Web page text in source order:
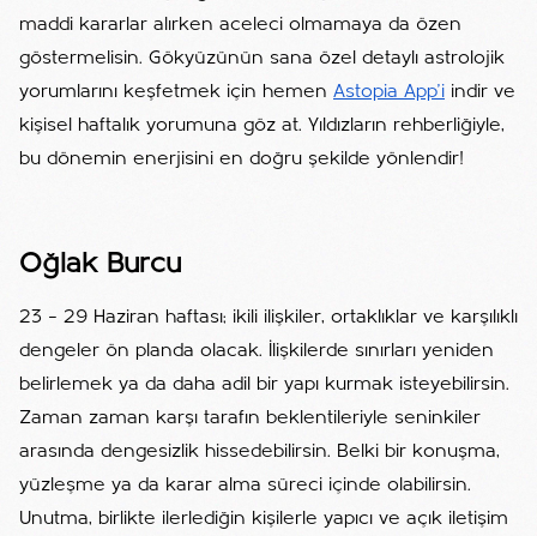
maddi kararlar alırken aceleci olmamaya da özen
göstermelisin. Gökyüzünün sana özel detaylı astrolojik
yorumlarını keşfetmek için hemen Astopia App'i indir ve
kişisel haftalık yorumuna göz at. Yıldızların rehberliğiyle,
bu dönemin enerjisini en doğru şekilde yönlendir!
Oğlak Burcu
23 – 29 Haziran haftası; ikili ilişkiler, ortaklıklar ve karşılıklı
dengeler ön planda olacak. İlişkilerde sınırları yeniden
belirlemek ya da daha adil bir yapı kurmak isteyebilirsin.
Zaman zaman karşı tarafın beklentileriyle seninkiler
arasında dengesizlik hissedebilirsin. Belki bir konuşma,
yüzleşme ya da karar alma süreci içinde olabilirsin.
Unutma, birlikte ilerlediğin kişilerle yapıcı ve açık iletişim